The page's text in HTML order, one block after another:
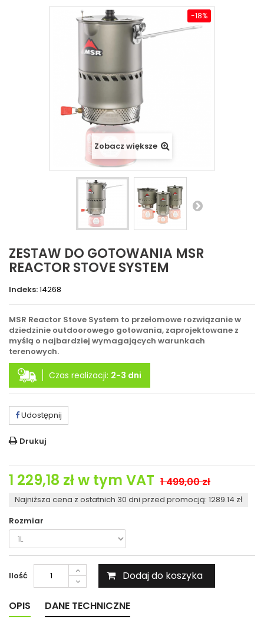
-18%
Zobacz większe
ZESTAW DO GOTOWANIA MSR
REACTOR STOVE SYSTEM
Indeks:14268
MSR Reactor Stove System to przełomowe rozwiązanie w
dziedzinie outdoorowego gotowania, zaprojektowane z
myślą o najbardziej wymagających warunkach
terenowych.
Czas realizacji: 2-3 dni
Udostępnij
Drukuj
1 229,18 złw tym VAT 1 499,00 zł
Najniższa cena z ostatnich 30 dni przed promocją: 1289.14 zł
Rozmiar
Ilość Dodaj do koszyka
OPIS
DANE TECHNICZNE